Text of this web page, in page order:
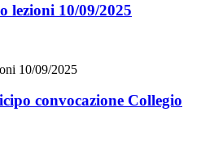
lezioni 10/09/2025
10/09/2025
convocazione Collegio